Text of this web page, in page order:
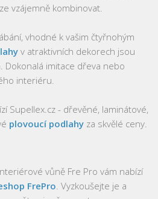
vzájemně kombinovat.
vhodné k vašim čtyřnohým
v atraktivních dekorech jsou
Dokonalá imitace dřeva nebo
interiéru.
Supellex.cz - dřevěné, laminátové,
plovoucí podlahy za skvělé ceny.
vůně Fre Pro vám nabízí
FrePro . Vyzkoušejte je a